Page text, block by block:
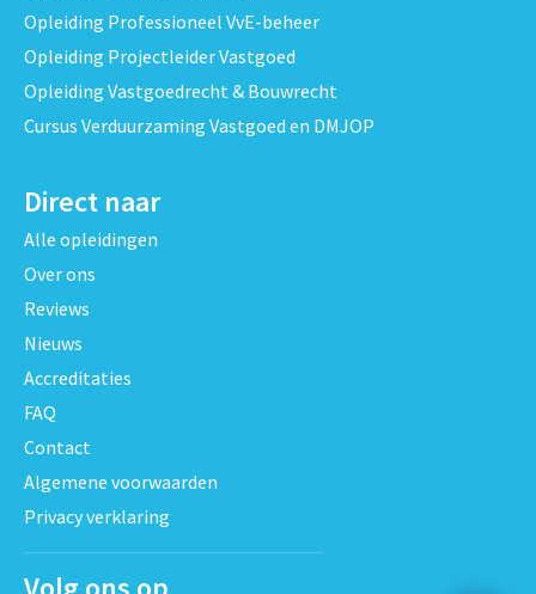
Opleiding Professioneel VvE-beheer
Opleiding Projectleider Vastgoed
Opleiding Vastgoedrecht & Bouwrecht
Cursus Verduurzaming Vastgoed en DMJOP
Direct naar
Alle opleidingen
Over ons
Reviews
Nieuws
Accreditaties
FAQ
Contact
Algemene voorwaarden
Privacy verklaring